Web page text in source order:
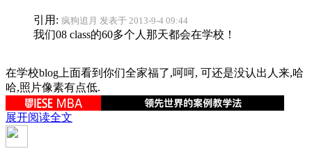
引用: 疯狗追月 发表于 2013-9-4 09:44
我们08 class的60多个人那天都会在学校！
在学校blog上面看到你们全家福了,呵呵, 可还是没认出人来,哈
哈,照片像素有点低.
展开阅读全文